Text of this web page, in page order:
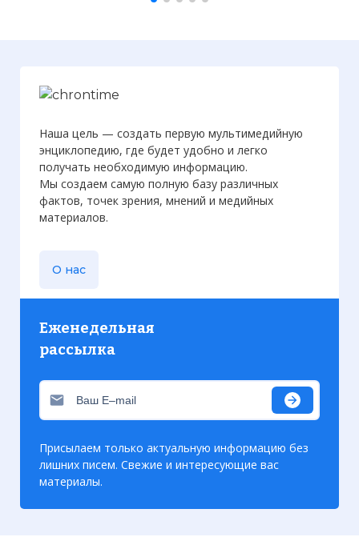
Наша цель — создать первую мультимедийную
энциклопедию, где будет удобно и легко
получать необходимую информацию.
Мы создаем самую полную базу различных
фактов, точек зрения, мнений и медийных
материалов.
О нас
Еженедельная
рассылка
Присылаем только актуальную информацию без
лишних писем. Свежие и интересующие вас
материалы.